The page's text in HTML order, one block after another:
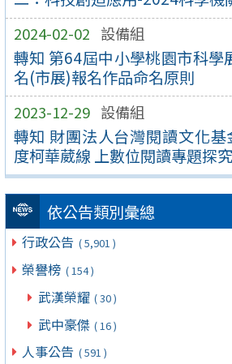
2024-02-02 設備組
轉知 第64屆中小學桃園市科學
名(市展)報名作品命名原則
2023-12-29 設備組
轉知 財團法人台灣閱讀文化
度柯華葳線 上數位閱讀專題探
依公告類別彙總
行政公告 ( 5,901 )
榮譽榜 ( 154 )
武漢榮耀 ( 30 )
武中豪傑 ( 16 )
人事公告 ( 591 )